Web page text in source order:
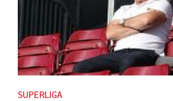
SUPERLIGA